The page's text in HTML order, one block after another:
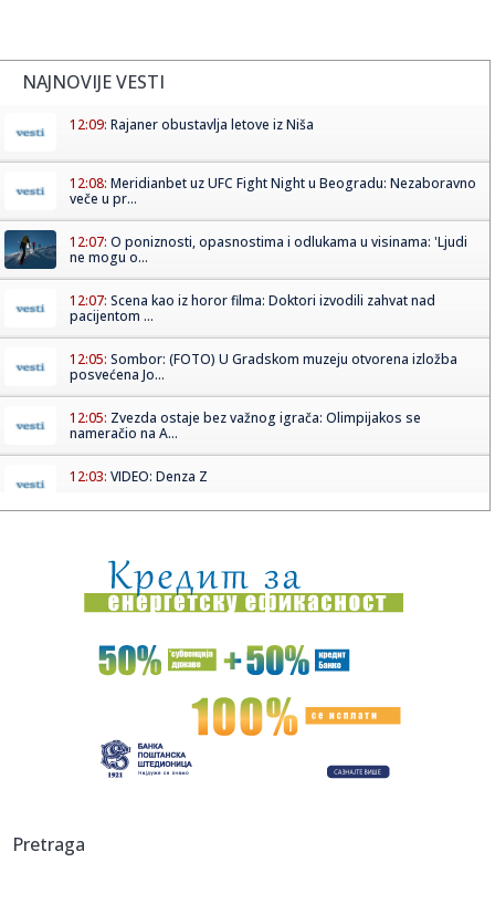
NAJNOVIJE VESTI
12:09: Rajaner obustavlja letove iz Niša
12:08: Meridianbet uz UFC Fight Night u Beogradu: Nezaboravno
veče u pr...
12:07: O poniznosti, opasnostima i odlukama u visinama: 'Ljudi
ne mogu o...
12:07: Scena kao iz horor filma: Doktori izvodili zahvat nad
pacijentom ...
12:05: Sombor: (FOTO) U Gradskom muzeju otvorena izložba
posvećena Jo...
12:05: Zvezda ostaje bez važnog igrača: Olimpijakos se
nameračio na A...
12:03: VIDEO: Denza Z
12:01:Apatin: Apatinci jačaju redove pred debitantski nastup u
Prvoj B...
12:01:Krajišnici očitali lekciju antisrpskim medijima o "Oluji": To j...
Superliga: Zvezda igra, Partizan odmara
12:01:Iz Niša u Emirate
pogodili sk...
Pretraga